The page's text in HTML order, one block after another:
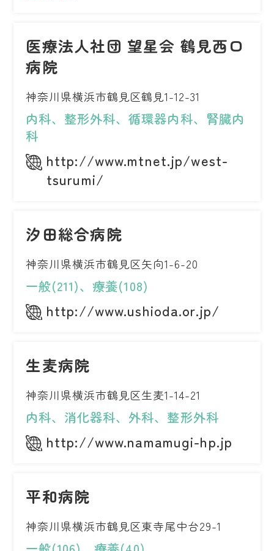
医療法人社団 望星会 鶴見西口
病院
神奈川県横浜市鶴見区鶴見1-12-31
内科、整形外科、循環器内科、腎臓内
科
http://www.mtnet.jp/west-
tsurumi/
汐田総合病院
神奈川県横浜市鶴見区矢向1-6-20
一般(211)、療養(108)
http://www.ushioda.or.jp/
生麦病院
神奈川県横浜市鶴見区生麦1-14-21
内科、消化器科、外科、整形外科
http://www.namamugi-hp.jp
平和病院
神奈川県横浜市鶴見区東寺尾中台29-1